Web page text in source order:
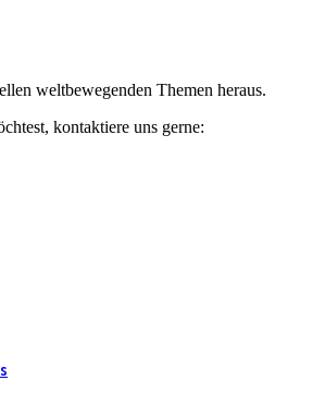
weltbewegenden Themen heraus.
kontaktiere uns gerne: